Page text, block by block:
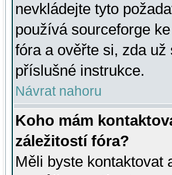
nevkládejte tyto
používá sourceforge
fóra a ověřte si, zda
příslušné instrukce.
Návrat nahoru
Koho mám
záležitostí fóra?
Měli byste kontaktovat